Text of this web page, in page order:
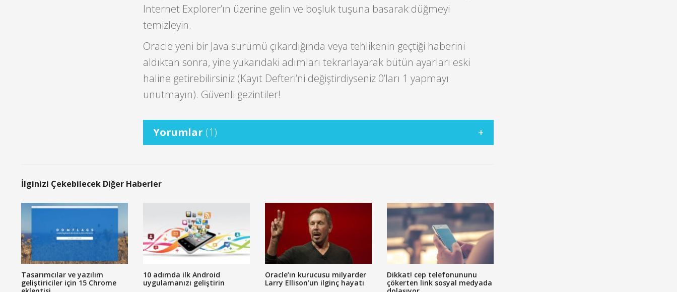
Internet Explorer’ın üzerine gelin ve boşluk tuşuna basarak düğmeyi
temizleyin.
Oracle yeni bir Java sürümü çıkardığında veya tehlikenin geçtiği haberini
aldıktan sonra, yine yukarıdaki adımları tekrarlayarak bütün ayarları eski
haline getirebilirsiniz (Kayıt Defteri’ni değiştirdiyseniz 0’ları 1 yapmayı
unutmayın). Güvenli gezintiler!
Yorumlar (1)
İlginizi Çekebilecek Diğer Haberler
Tasarımcılar ve yazılım
geliştiriciler için 15 Chrome
10 adımda ilk Android
uygulamanızı geliştirin
Oracle’ın kurucusu milyarder
Larry Ellison’un ilginç hayatı
Dikkat! cep telefonununu
çökerten link sosyal medyada